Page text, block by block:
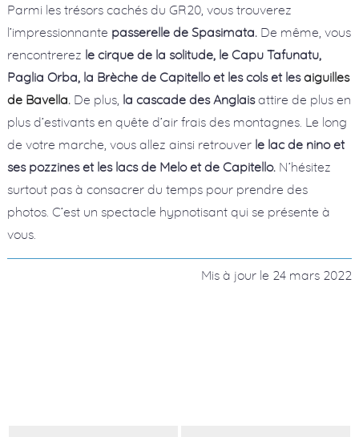
Parmi les trésors cachés du GR20, vous trouverez
l’impressionnante passerelle de Spasimata.De même, vous
rencontrerez le cirque de la solitude, le Capu Tafunatu,
Paglia Orba, la Brèche de Capitello et les cols et lesaiguilles
de Bavella. De plus, la cascade des Anglaisattire de plus en
plus d’estivants en quête d’air frais des montagnes. Le long
de votre marche, vous allez ainsi retrouver le lac de nino et
ses pozzines et les lacs de Melo et de Capitello.N’hésitez
surtout pas à consacrer du temps pour prendre des
photos. C’est un spectacle hypnotisant qui se présente à
vous.
Mis à jour le 24 mars 2022